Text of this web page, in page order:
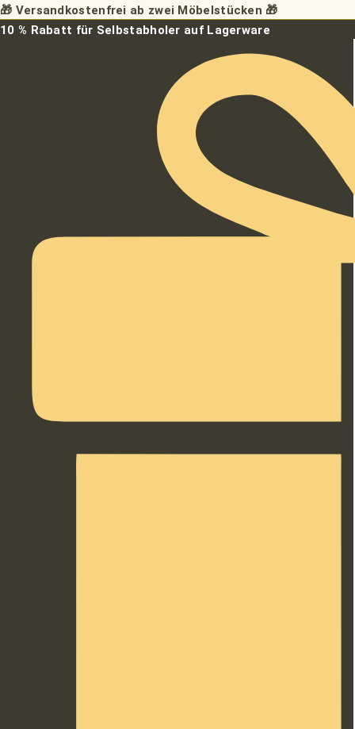
Zum
Inhalt
🎁 Versandkostenfrei ab zwei Möbelstücken 🎁
10 % Rabatt für Selbstabholer auf Lagerware